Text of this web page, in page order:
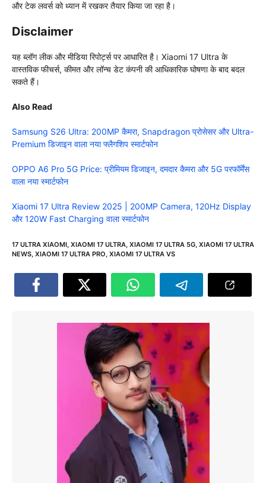
और टेक लवर्स को ध्यान में रखकर तैयार किया जा रहा है।
Disclaimer
यह ब्लॉग लीक और मीडिया रिपोर्ट्स पर आधारित है। Xiaomi 17 Ultra के
वास्तविक फीचर्स, कीमत और लॉन्च डेट कंपनी की आधिकारिक घोषणा के बाद बदल
सकते हैं।
Also Read
Samsung S26 Ultra: 200MP कैमरा, Snapdragon प्रोसेसर और Ultra-
Premium डिजाइन वाला नया फ्लैगशिप स्मार्टफोन
OPPO A6 Pro 5G Price: प्रीमियम डिजाइन, दमदार कैमरा और 5G परफॉर्मेंस
वाला नया स्मार्टफोन
Xiaomi 17 Ultra Review 2025 | 200MP Camera, 120Hz Display
और 120W Fast Charging वाला स्मार्टफोन
17 ULTRA XIAOMI, XIAOMI 17 ULTRA, XIAOMI 17 ULTRA 5G, XIAOMI 17 ULTRA
NEWS, XIAOMI 17 ULTRA PRO, XIAOMI 17 ULTRA VS